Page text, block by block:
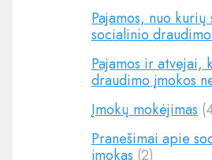
Pajamos, nuo kurių
socialinio
Pajamos ir atvejai,
draudimo įmokos
Įmokų mokėjimas
Pranešimai apie
įmokas (2)